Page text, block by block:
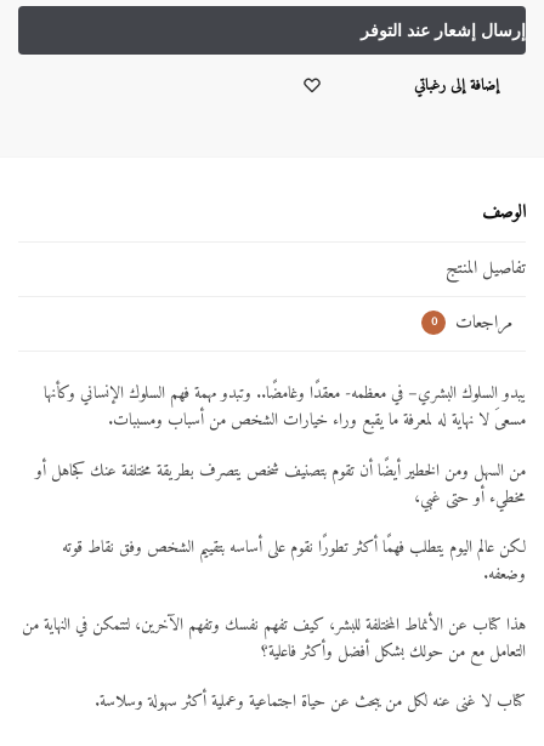
إضافة إلى رغباتي
الوصف
تفاصيل المنتج
مراجعات
0
يبدو السلوك البشري– في معظمه- معقدًا وغامضًا.. وتبدو مهمة فهم السلوك الإنساني وكأنها
مسعىَ لا نهاية له لمعرفة ما يقبع وراء خيارات الشخص من أسباب ومسببات.
من السهل ومن الخطير أيضًا أن تقوم بتصنيف شخص يتصرف بطريقة مختلفة عنك كجاهل أو
مخطيء أو حتى غبي،
لكن عالم اليوم يتطلب فهمًا أكثر تطورًا نقوم على أساسه بتقييم الشخص وفق نقاط قوته
وضعفه.
هذا كتاب عن الأنماط المختلفة للبشر، كيف تفهم نفسك وتفهم الآخرين، لتتمكن في النهاية من
التعامل مع من حولك بشكل أفضل وأكثر فاعلية؟
كتاب لا غنى عنه لكل من يبحث عن حياة اجتماعية وعملية أكثر سهولة وسلاسة.